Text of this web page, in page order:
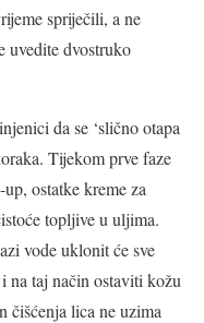
spriječili, a ne
uvedite dvostruko
da se ‘slično otapa
Tijekom prve faze
ostatke kreme za
topljive u uljima.
vode uklonit će sve
na taj način ostaviti kožu
čišćenja lica ne uzima